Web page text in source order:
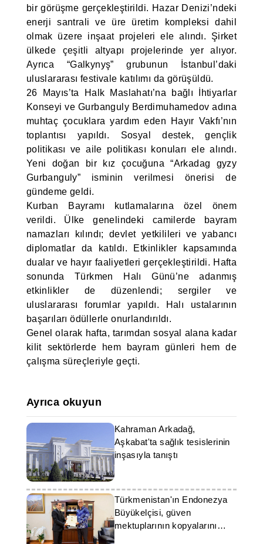
bir görüşme gerçekleştirildi. Hazar Denizi’ndeki
enerji santrali ve üre üretim kompleksi dahil
olmak üzere inşaat projeleri ele alındı. Şirket
ülkede çeşitli altyapı projelerinde yer alıyor.
Ayrıca “Galkynyş” grubunun İstanbul’daki
uluslararası festivale katılımı da görüşüldü.
26 Mayıs’ta Halk Maslahatı’na bağlı İhtiyarlar
Konseyi ve Gurbanguly Berdimuhamedov adına
muhtaç çocuklara yardım eden Hayır Vakfı’nın
toplantısı yapıldı. Sosyal destek, gençlik
politikası ve aile politikası konuları ele alındı.
Yeni doğan bir kız çocuğuna “Arkadag gyzy
Gurbanguly” isminin verilmesi önerisi de
gündeme geldi.
Kurban Bayramı kutlamalarına özel önem
verildi. Ülke genelindeki camilerde bayram
namazları kılındı; devlet yetkilileri ve yabancı
diplomatlar da katıldı. Etkinlikler kapsamında
dualar ve hayır faaliyetleri gerçekleştirildi. Hafta
sonunda Türkmen Halı Günü’ne adanmış
etkinlikler de düzenlendi; sergiler ve
uluslararası forumlar yapıldı. Halı ustalarının
başarıları ödüllerle onurlandırıldı.
Genel olarak hafta, tarımdan sosyal alana kadar
kilit sektörlerde hem bayram günleri hem de
çalışma süreçleriyle geçti.
Ayrıca okuyun
Kahraman Arkadağ,
Aşkabat'ta sağlık tesislerinin
inşasıyla tanıştı
Türkmenistan'ın Endonezya
Büyükelçisi, güven
mektuplarının kopyalarını
sundu